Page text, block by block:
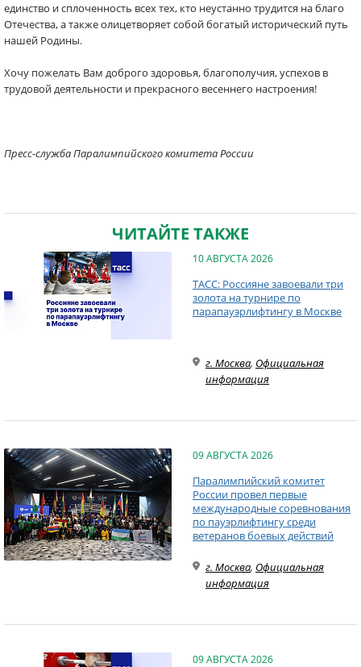
единство и сплоченность всех тех, кто неустанно трудится на благо
Отечества, а также олицетворяет собой богатый исторический путь
нашей Родины.
Хочу пожелать Вам доброго здоровья, благополучия, успехов в
трудовой деятельности и прекрасного весеннего настроения!
Пресс-служба Паралимпийского комитета России
ЧИТАЙТЕ ТАКЖЕ
10 АВГУСТА 2026
ТАСС: Россияне завоевали три
золота на турнире по
парапауэрлифтингу в Москве
г. Москва, Официальная
информация
09 АВГУСТА 2026
Паралимпийский комитет
России провел первые
международные соревнования
по пауэрлифтингу среди
ветеранов боевых действий
г. Москва, Официальная
информация
09 АВГУСТА 2026